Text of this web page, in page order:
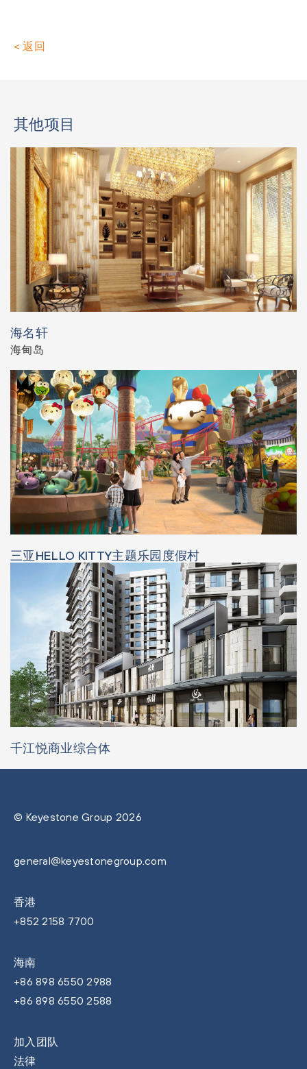
< 返回
其他项目
海名轩
海甸岛
三亚HELLO KITTY主题乐园度假村
千江悦商业综合体
© Keyestone Group 2026
general@keyestonegroup.com
香港
+852 2158 7700
海南
+86 898 6550 2988
+86 898 6550 2588
加入团队
法律